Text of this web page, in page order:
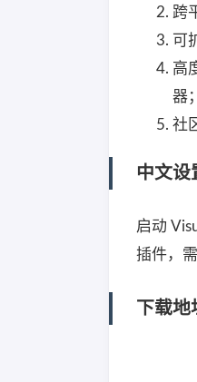
跨
可
高
器；
社
中文设
启动
插件，
下载地